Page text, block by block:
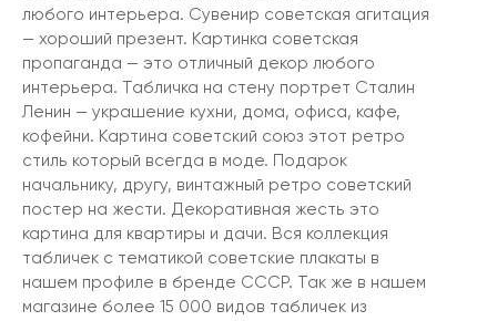
любого интерьера. Сувенир советская агитация
— хороший презент. Картинка советская
пропаганда — это отличный декор любого
интерьера. Табличка на стену портрет Сталин
Ленин — украшение кухни, дома, офиса, кафе,
кофейни. Картина советский союз этот ретро
стиль который всегда в моде. Подарок
начальнику, другу, винтажный ретро советский
постер на жести. Декоративная жесть это
картина для квартиры и дачи. Вся коллекция
табличек с тематикой советские плакаты в
нашем профиле в бренде СССР. Так же в нашем
магазине более 15 000 видов табличек из